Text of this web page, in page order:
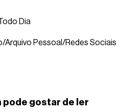
Dia
Arquivo Pessoal/Redes Sociais
pode gostar de ler